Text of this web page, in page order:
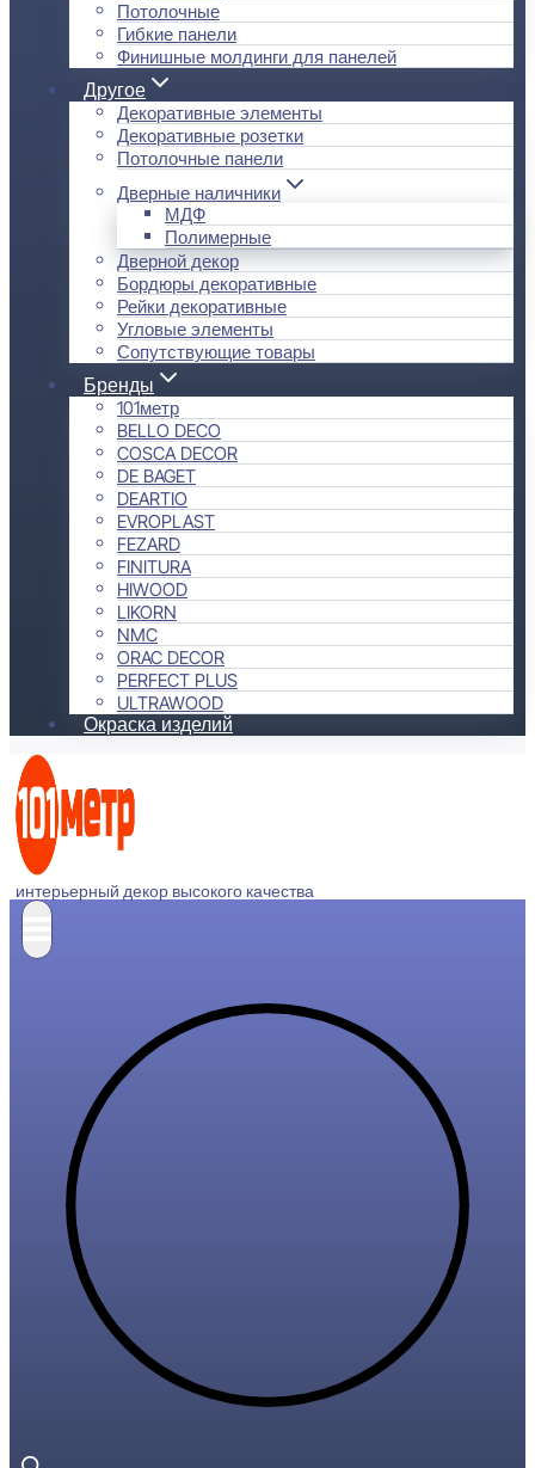
Потолочные
Гибкие панели
Финишные молдинги для панелей
Другое
Декоративные элементы
Декоративные розетки
Потолочные панели
Дверные наличники
МДФ
Полимерные
Дверной декор
Бордюры декоративные
Рейки декоративные
Угловые элементы
Сопутствующие товары
Бренды
101метр
BELLO DECO
COSCA DECOR
DE BAGET
DEARTIO
EVROPLAST
FEZARD
FINITURA
HIWOOD
LIKORN
NMC
ORAC DECOR
PERFECT PLUS
ULTRAWOOD
Окраска изделий
интерьерный декор высокого качества